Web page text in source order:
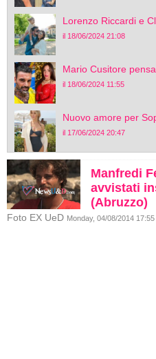
Lorenzo Riccardi e
il 18/06/2024 21:08
Mario Cusitore
il 18/06/2024 11:55
Nuovo amore per
il 17/06/2024 20:47
Manfredi
avvistati
(Abruzzo)
Foto EX UeD Monday, 04/08/2014